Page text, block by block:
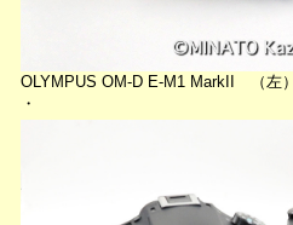
OLYMPUS OM-D E-M1 MarkII （左）
・